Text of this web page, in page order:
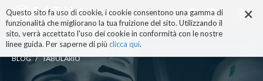
×
Questo sito fa uso di cookie, i cookie consentono una gamma di
funzionalità che migliorano la tua fruizione del sito. Utilizzando il
sito, verrà accettato l'uso dei cookie in conformità con le nostre
linee guida. Per saperne di più clicca qui.
ai
contenuti.
|
alla
navigazione
BLOG / TABULARIO